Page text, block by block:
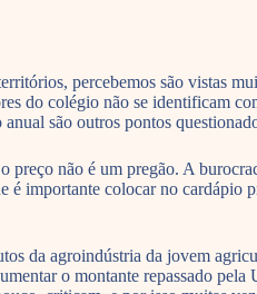
percebemos são vistas
do colégio não se identificam
são outros pontos
não é um pregão. A
é importante colocar no cardápio
da agroindústria da jovem
o montante repassado